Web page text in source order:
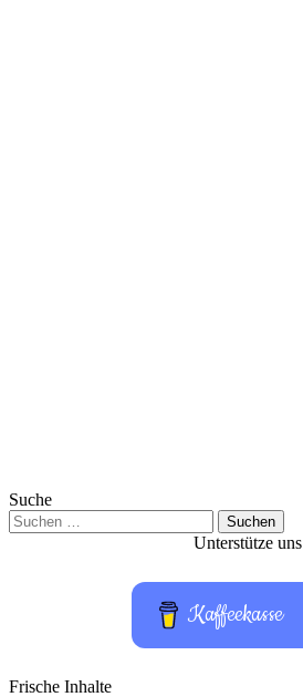
Suche
Suchen
nach:
Unterstütze uns
Kaffeekasse
Frische Inhalte